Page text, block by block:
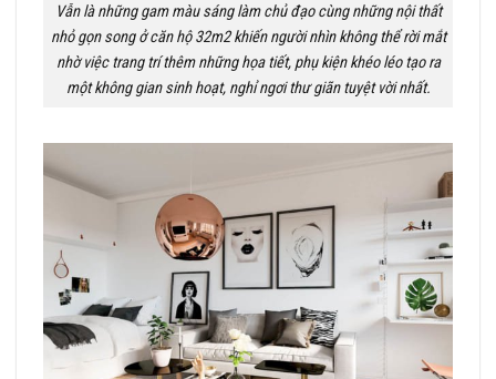
Vẫn là những gam màu sáng làm chủ đạo cùng những nội thất
nhỏ gọn song ở căn hộ 32m2 khiến người nhìn không thể rời mắt
nhờ việc trang trí thêm những họa tiết, phụ kiện khéo léo tạo ra
một không gian sinh hoạt, nghỉ ngơi thư giãn tuyệt vời nhất.